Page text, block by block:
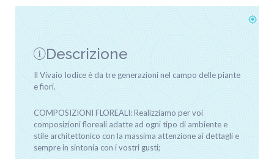
Descrizione
Il Vivaio Iodice è da tre generazioni nel campo delle piante
e fiori.
COMPOSIZIONI FLOREALI: Realizziamo per voi
composizioni floreali adatte ad ogni tipo di ambiente e
stile architettonico con la massima attenzione ai dettagli e
sempre in sintonia con i vostri gusti;